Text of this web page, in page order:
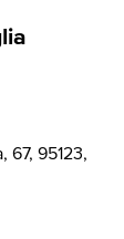
67, 95123,